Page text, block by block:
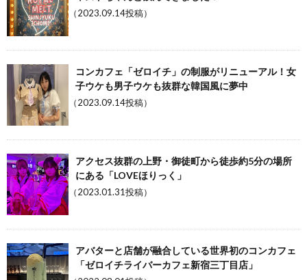
（2023.09.14投稿）
コンカフェ「ゼロイチ」の制服がリニューアル！女
子ウケも男子ウケも抜群な韓国風に夢中
（2023.09.14投稿）
アクセス抜群の上野・御徒町から徒歩約5分の場所
にある「LOVEほりっく」
（2023.01.31投稿）
アバターと店舗が融合している世界初のコンカフェ
「ゼロイチライバーカフェ新宿三丁目店」